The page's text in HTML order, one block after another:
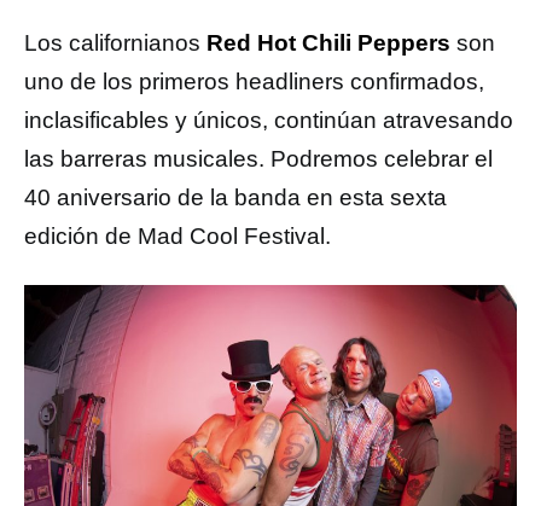
Los californianos Red Hot Chili Peppers son
uno de los primeros headliners confirmados,
inclasificables y únicos, continúan atravesando
las barreras musicales. Podremos celebrar el
40 aniversario de la banda en esta sexta
edición de Mad Cool Festival.